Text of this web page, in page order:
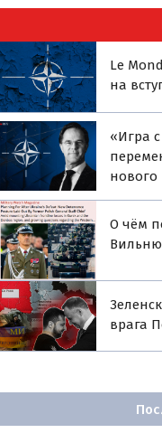
Le
на
«Игра
нового
О чём
врага